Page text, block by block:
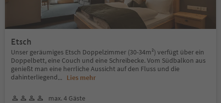
Etsch
Unser geräumiges Etsch Doppelzimmer (30-34m²) verfügt über ein
Doppelbett, eine Couch und eine Schreibecke. Vom Südbalkon aus
genießt man eine herrliche Aussicht auf den Fluss und die
dahinterliegend... Lies mehr
max. 4 Gäste